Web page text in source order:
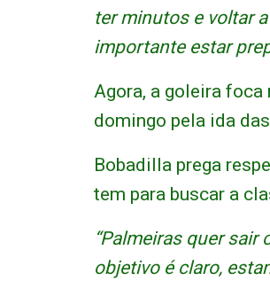
ter minutos e voltar
importante estar
Agora, a goleira foca
domingo pela ida
Bobadilla prega
tem para buscar a
“Palmeiras quer
objetivo é claro,